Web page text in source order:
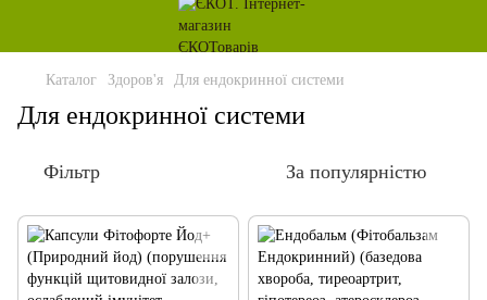
Каталог Здоров'я Для ендокринної системи
Для ендокринної системи
Фільтр За популярністю